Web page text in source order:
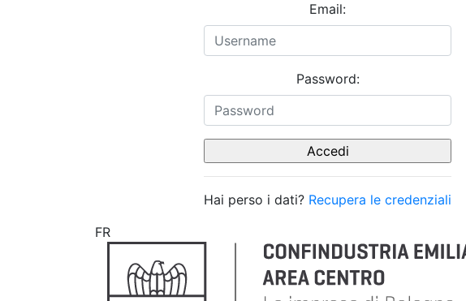
Email:
Password:
Hai perso i dati? Recupera le credenziali
FR